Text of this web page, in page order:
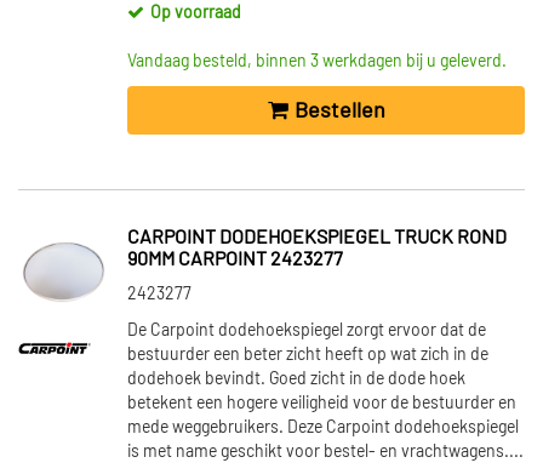
Op voorraad
Vandaag besteld, binnen 3 werkdagen bij u geleverd.
Bestellen
CARPOINT DODEHOEKSPIEGEL TRUCK ROND
90MM CARPOINT 2423277
2423277
De Carpoint dodehoekspiegel zorgt ervoor dat de
bestuurder een beter zicht heeft op wat zich in de
dodehoek bevindt. Goed zicht in de dode hoek
betekent een hogere veiligheid voor de bestuurder en
mede weggebruikers. Deze Carpoint dodehoekspiegel
is met name geschikt voor bestel- en vrachtwagens....